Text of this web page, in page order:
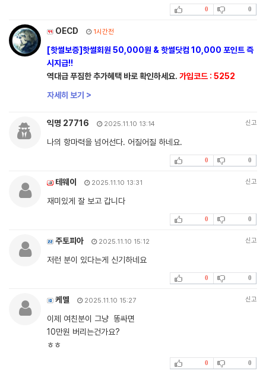
0 0
OECD 1시간전
[핫썰보증]핫썰회원 50,000원 & 핫썰닷컴 10,000 포인트 즉
시지급!!
역대급 푸짐한 추가혜택 바로 확인하세요. 가입코드 : 5252
자세히 보기 >
익명 27716 2025.11.10 13:14 신고
나의 항마력을 넘어선다. 어질어질 하네요.
0 0
테웨이 2025.11.10 13:31 신고
재미있게 잘 보고 갑니다
0 0
주토피아 2025.11.10 15:12 신고
저런 분이 있다는게 신기하네요
0 0
케멜 2025.11.10 15:27 신고
이제 여친분이 그냥 똥싸면
10만원 버리는건가요?
ㅎㅎ
0 0